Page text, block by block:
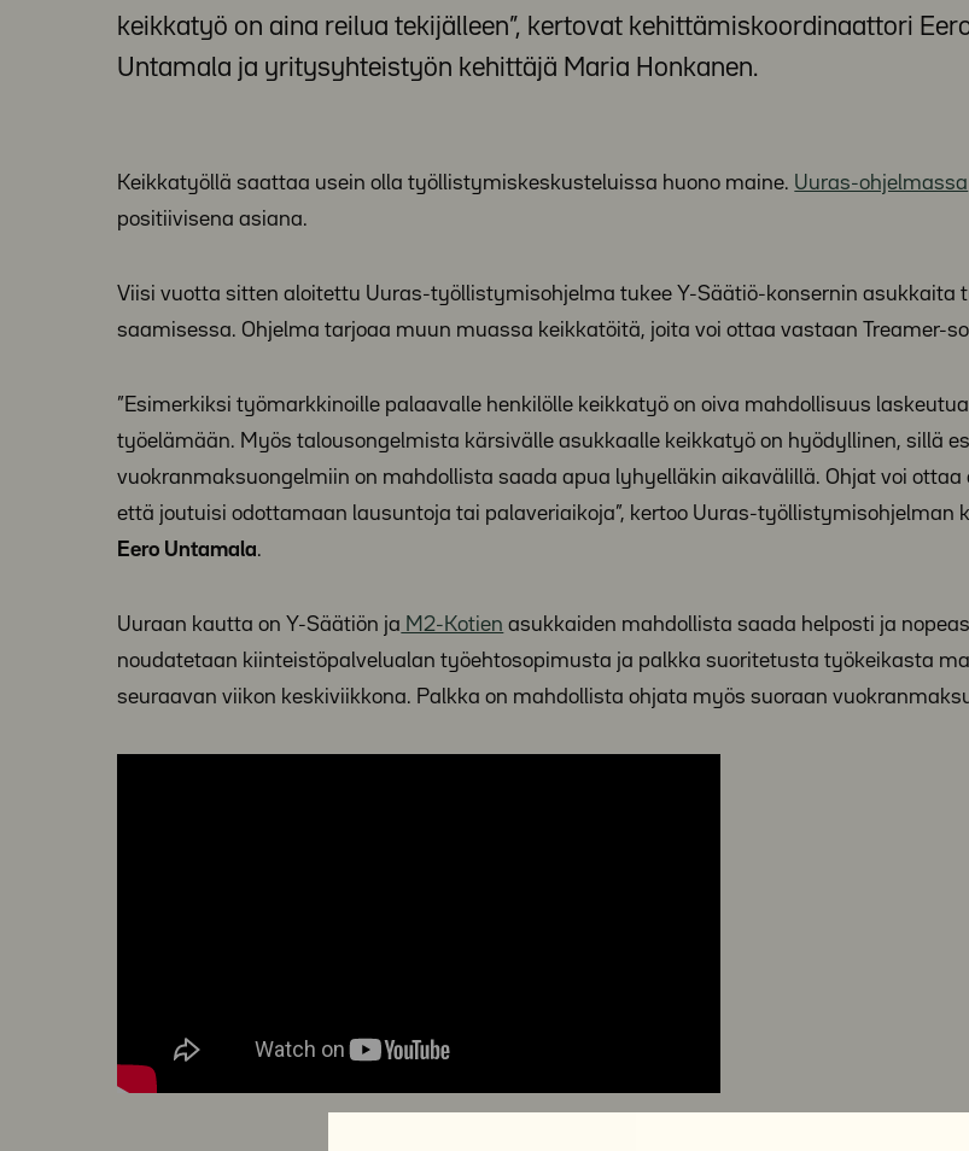
keikkatyö on aina reilua tekijälleen”, kertovat kehittämiskoordinaattori
Untamala ja yritysyhteistyön kehittäjä Maria Honkanen.
Keikkatyöllä saattaa usein olla työllistymiskeskusteluissa huono maine. Uuras-ohjelmassa
positiivisena asiana.
Viisi vuotta sitten aloitettu Uuras-työllistymisohjelma tukee Y-Säätiö-konsernin asukkaita
saamisessa. Ohjelma tarjoaa muun muassa keikkatöitä, joita voi ottaa vastaan Treamer-
”Esimerkiksi työmarkkinoille palaavalle henkilölle keikkatyö on oiva mahdollisuus
työelämään. Myös talousongelmista kärsivälle asukkaalle keikkatyö on hyödyllinen, sillä
vuokranmaksuongelmiin on mahdollista saada apua lyhyelläkin aikavälillä. Ohjat voi ottaa
että joutuisi odottamaan lausuntoja tai palaveriaikoja”, kertoo Uuras-työllistymisohjelman
Eero Untamala.
Uuraan kautta on Y-Säätiön ja M2-Kotien asukkaiden mahdollista saada helposti ja
noudatetaan kiinteistöpalvelualan työehtosopimusta ja palkka suoritetusta työkeikasta
seuraavan viikon keskiviikkona. Palkka on mahdollista ohjata myös suoraan